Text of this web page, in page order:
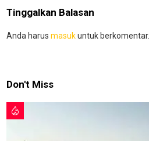
Tinggalkan Balasan
Anda harus masukuntuk berkomentar.
Don't Miss